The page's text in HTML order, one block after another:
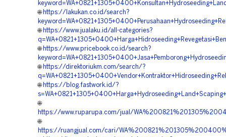
🌐 https://lakukan.co.id/search?
🌐 https://www.jualaku.id/all-categories?
🌐 https://www.pricebook.co.id/search?
🌐 https://direktoriukm.com/search/?
🌐 https://blog.fastwork.id/?
🌐
https://www.ruparupa.com/jual/
🌐
https://ruangjual.com/cari/